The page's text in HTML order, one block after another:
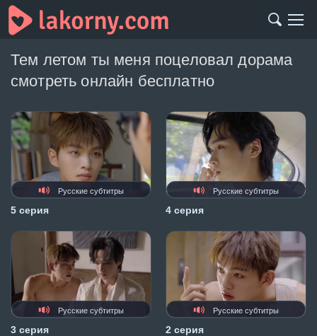
Тем летом ты меня поцеловал дорама
смотреть онлайн бесплатно
Русские субтитры
5 серия
Русские субтитры
4 серия
Русские субтитры
3 серия
Русские субтитры
2 серия